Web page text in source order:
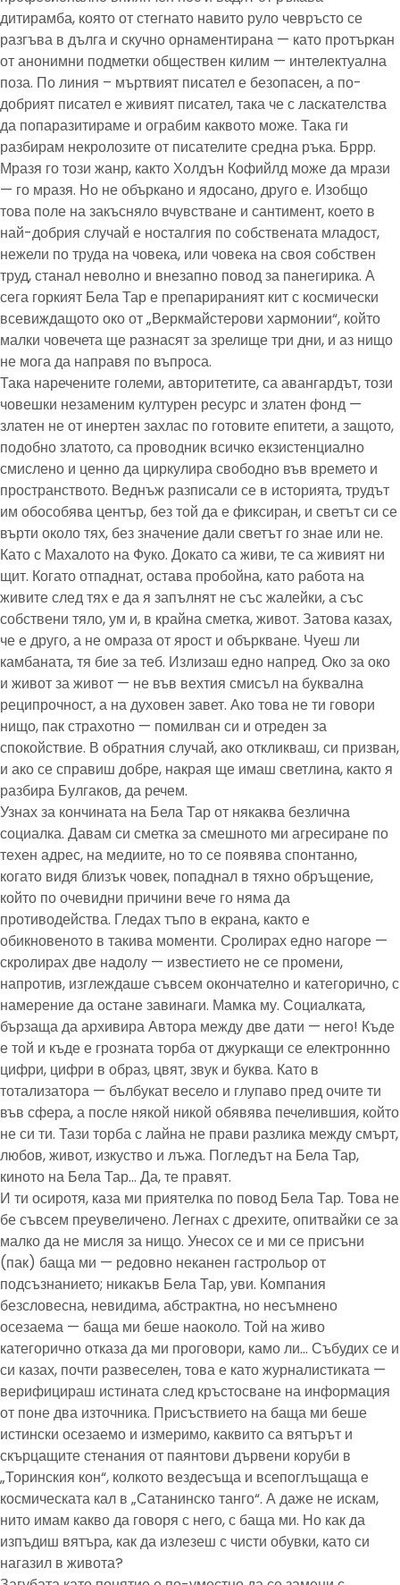
дитирамба, която от стегнато навито руло чевръсто се
разгъва в дълга и скучно орнаментирана — като протъркан
от анонимни подметки обществен килим — интелектуална
поза. По линия – мъртвият писател е безопасен, а по-
добрият писател е живият писател, така че с ласкателства
да попаразитираме и ограбим каквото може. Така ги
разбирам некролозите от писателите средна ръка. Бррр.
Мразя го този жанр, както Холдън Кофийлд може да мрази
— го мразя. Но не объркано и ядосано, друго е. Изобщо
това поле на закъсняло вчувстване и сантимент, което в
най-добрия случай е носталгия по собствената младост,
нежели по труда на човека, или човека на своя собствен
труд, станал неволно и внезапно повод за панегирика. А
сега горкият Бела Тар е препарираният кит с космически
всевиждащото око от „Веркмайстерови хармонии“, който
малки човечета ще разнасят за зрелище три дни, и аз нищо
не мога да направя по въпроса.
Така наречените големи, авторитетите, са авангардът, този
човешки незаменим културен ресурс и златен фонд —
златен не от инертен захлас по готовите епитети, а защото,
подобно златото, са проводник всичко екзистенциално
смислено и ценно да циркулира свободно във времето и
пространството. Веднъж разписали се в историята, трудът
им обособява център, без той да е фиксиран, и светът си се
върти около тях, без значение дали светът го знае или не.
Като с Махалото на Фуко. Докато са живи, те са живият ни
щит. Когато отпаднат, остава пробойна, като работа на
живите след тях е да я запълнят не със жалейки, а със
собствени тяло, ум и, в крайна сметка, живот. Затова казах,
че е друго, а не омраза от ярост и объркване. Чуеш ли
камбаната, тя бие за теб. Излизаш едно напред. Око за око
и живот за живот — не във вехтия смисъл на буквална
реципрочност, а на духовен завет. Ако това не ти говори
нищо, пак страхотно — помилван си и отреден за
спокойствие. В обратния случай, ако откликваш, си призван,
и ако се справиш добре, накрая ще имаш светлина, както я
разбира Булгаков, да речем.
Узнах за кончината на Бела Тар от някаква безлична
социалка. Давам си сметка за смешното ми агресиране по
техен адрес, на медиите, но то се появява спонтанно,
когато видя близък човек, попаднал в тяхно обръщение,
който по очевидни причини вече го няма да
противодейства. Гледах тъпо в екрана, както е
обикновеното в такива моменти. Сролирах едно нагоре —
скролирах две надолу — известието не се промени,
напротив, изглеждаше съвсем окончателно и категорично, с
намерение да остане завинаги. Мамка му. Социалката,
бързаща да архивира Автора между две дати — него! Къде
е той и къде е грозната торба от джуркащи се електроннно
цифри, цифри в образ, цвят, звук и буква. Като в
тотализатора — бълбукат весело и глупаво пред очите ти
във сфера, а после някой никой обявява печелившия, който
не си ти. Тази торба с лайна не прави разлика между смърт,
любов, живот, изкуство и лъжа. Погледът на Бела Тар,
киното на Бела Тар… Да, те правят.
И ти осиротя, каза ми приятелка по повод Бела Тар. Това не
бе съвсем преувеличено. Легнах с дрехите, опитвайки се за
малко да не мисля за нищо. Унесох се и ми се присъни
(пак) баща ми — редовно неканен гастрольор от
подсъзнанието; никакъв Бела Тар, уви. Компания
безсловесна, невидима, абстрактна, но несъмнено
осезаема — баща ми беше наоколо. Той на живо
категорично отказа да ми проговори, камо ли… Събудих се и
си казах, почти развеселен, това е като журналистиката —
верифицираш истината след кръстосване на информация
от поне два източника. Присъствието на баща ми беше
истински осезаемо и измеримо, каквито са вятърът и
скърцащите стенания от паянтови дървени коруби в
„Торинския кон“, колкото вездесъща и всепоглъщаща е
космическата кал в „Сатанинско танго“. А даже не искам,
нито имам какво да говоря с него, с баща ми. Но как да
изпъдиш вятъра, как да излезеш с чисти обувки, като си
нагазил в живота?